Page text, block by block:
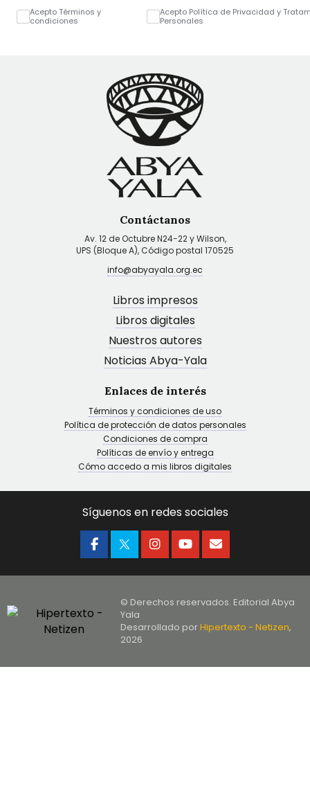
Acepto Términos y
condiciones
Acepto Política de Privacidad y
Personales
Contáctanos
Av. 12 de Octubre N24-22 y Wilson,
UPS (Bloque A), Código postal 170525
info@abyayala.org.ec
Libros impresos
Libros digitales
Nuestros autores
Noticias Abya-Yala
Enlaces de interés
Términos y condiciones de uso
Política de protección de datos personales
Condiciones de compra
Políticas de envío y entrega
Cómo accedo a mis libros digitales
Síguenos en redes sociales
© Derechos reservados. Editorial Abya
Yala
Desarrollado porHipertexto - Netizen,
2026